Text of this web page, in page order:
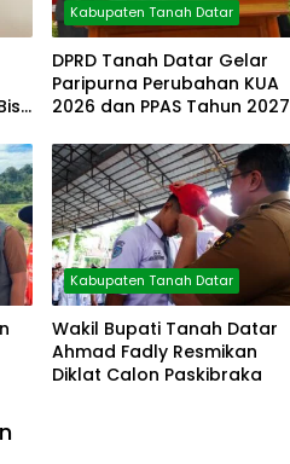
Kabupaten Tanah Datar
DPRD Tanah Datar Gelar
Paripurna Perubahan KUA
2026 dan PPAS Tahun 2027
Kabupaten Tanah Datar
Wakil Bupati Tanah Datar
Ahmad Fadly Resmikan
Diklat Calon Paskibraka